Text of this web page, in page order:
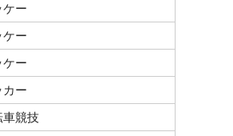
ケー
ケー
ケー
カー
車競技